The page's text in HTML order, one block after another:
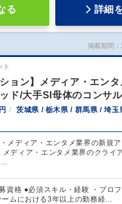
る 詳細
掲載期間
ト
ション】メディア・エン
ド/大手SI母体のコンサ
茨城県 / 栃木県 / 群馬県 / 埼玉
メディア・エンタメ業界の新規ア
メディア・エンタメ業界のクライ
資格 ●必須スキル・経験 ・プロ
ームにおける3年以上の勤務経…